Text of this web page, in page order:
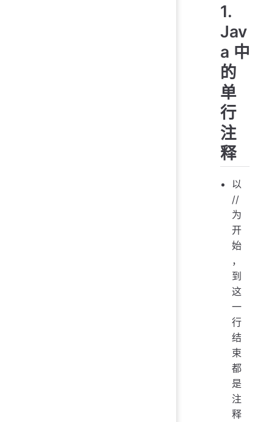
1.
Jav
a 中
的
单
行
注
释
以
//
为
开
始
，
到
这
一
行
结
束
都
是
注
释